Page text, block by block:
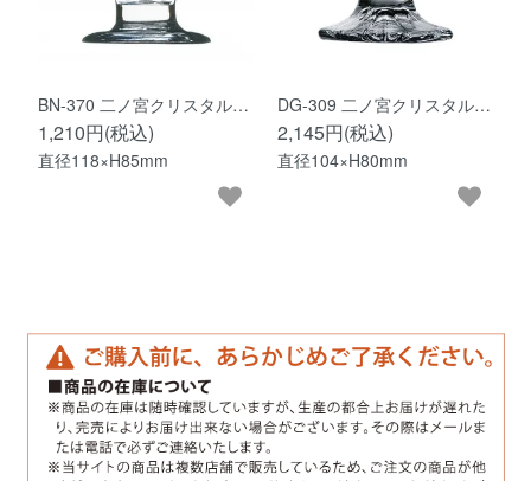
BN-370 二ノ宮クリスタル…
1,210円(税込)
直径118×H85mm
DG-309 二ノ宮クリスタル…
2,145円(税込)
直径104×H80mm